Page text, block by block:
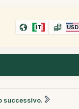
IT USD
successivo.